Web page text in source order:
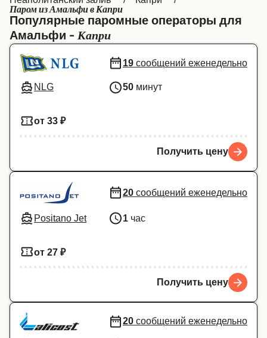
Canada
Ελλάδα
Polska Deutschland
Schweiz (DE) Norge
Паром из Амальфи в Капри
Популярные паромные операторы для
Амальфи - Капри
NLG
19 сообщений еженедельно
50 минут
от 33 ₽
Получить цену
Positano Jet
20 сообщений еженедельно
1 час
от 27 ₽
Получить цену
20 сообщений еженедельно